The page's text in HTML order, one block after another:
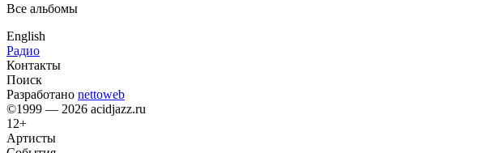
Все альбомы
English
Радио
Контакты
Поиск
Разработано nettoweb
©1999 — 2026 acidjazz.ru
12+
Артисты